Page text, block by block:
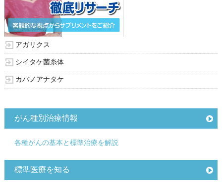
アガリクス
シイタケ菌糸体
カバノアナタケ
がん種別治療情報
各種がんの基本と標準治療を解説
標準医療を知る